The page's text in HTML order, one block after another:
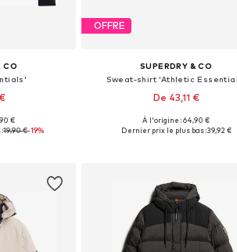
CO
+1
L, XL, XXL
€
:19,90 €-19%
OFFRE
SUPERDRY & CO
Sweat-shirt 'Athletic
De 43,11 €
+1
Tailles disponibles: XS, S, M, L, XL,
À l'origine : 64,90 €
Dernier prix le plus bas :39,92 €